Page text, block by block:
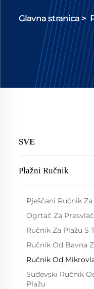
Glavna stranica>
SVE
Plažni Ručnik
Pješčani Ručnik Za
Ogrtač Za
Ručnik Za Plažu S
Ručnik Od Bavna
Ručnik Od
Suđevski Ručnik
Plažu